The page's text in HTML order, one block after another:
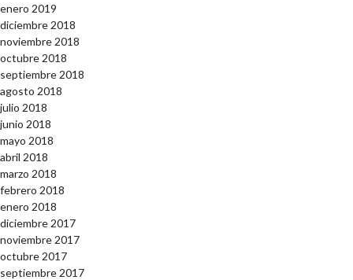
enero 2019
diciembre 2018
noviembre 2018
octubre 2018
septiembre 2018
agosto 2018
julio 2018
junio 2018
mayo 2018
abril 2018
marzo 2018
febrero 2018
enero 2018
diciembre 2017
noviembre 2017
octubre 2017
septiembre 2017